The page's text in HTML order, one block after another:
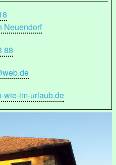
Neuendorf
88
wie-im-urlaub.de